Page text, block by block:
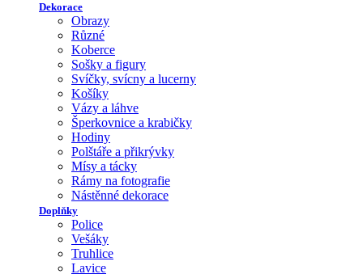
Dekorace
Obrazy
Různé
Koberce
Sošky a figury
Svíčky, svícny a lucerny
Košíky
Vázy a láhve
Šperkovnice a krabičky
Hodiny
Polštáře a přikrývky
Mísy a tácky
Rámy na fotografie
Nástěnné dekorace
Doplňky
Police
Vešáky
Truhlice
Lavice